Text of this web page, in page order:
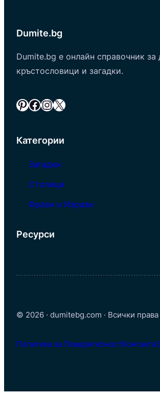
Dumite.bg
Dumite.bg е онлайн справочник за
кръстословици и загадки.
Pinterest Facebook InstagramX
Категории
Загадки
Столици
Фрази и Изрази
Ресурси
© 2026 · dumitebg.com · Всички права
Политика за ПоверителностКонтакти